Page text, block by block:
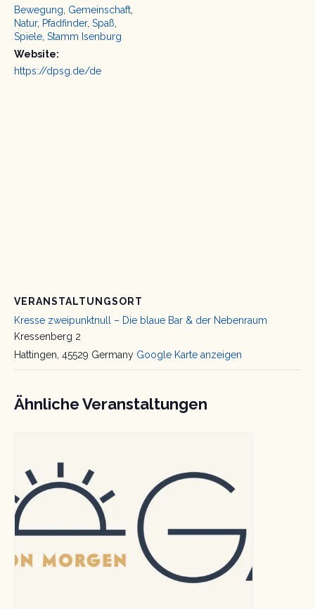
Bewegung Gemeinschaft
Natur, Pfadfinder, Spaß
Spiele Stamm Isenburg
Website:
https://dpsg.de/de
VERANSTALTUNGSORT
Kresse zweipunktnull – Die blaue Bar & der Nebenraum
Kressenberg 2
Hattingen 45529 Germany Google Karte anzeigen
Ähnliche Veranstaltungen